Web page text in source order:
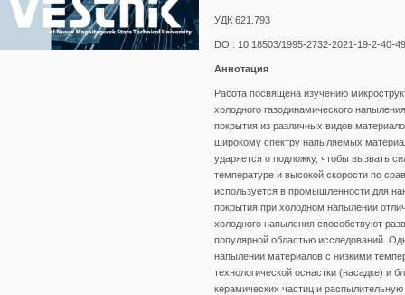
УДК 621.793
DOI: 10.18503/1995-2732-2021-19-2-40-49
Аннотация
Работа посвящена изучению
холодного газодинамического
покрытия из различных видов
широкому спектру напыляемых
ударяется о подложку, чтобы вызвать
температуре и высокой скорости по
используется в промышленности для
покрытия при холодном напылении
холодного напыления способствуют
популярной областью исследований.
напылении материалов с низкими
технологической оснастки (насадке) и
керамических частиц и